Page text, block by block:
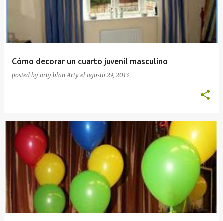
Cómo decorar un cuarto juvenil masculino
posted by arty blanArty el agosto 29, 2013